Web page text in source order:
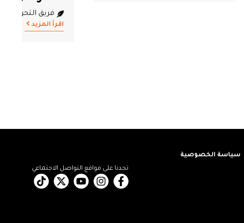
2026.08.07
تجدنا على مواقع التواصل الاجتماعي
سياسة الخصوصية